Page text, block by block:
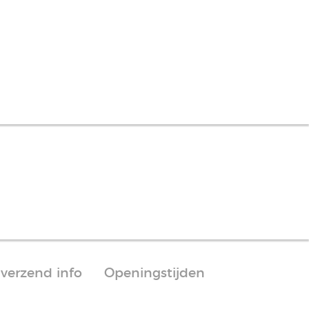
verzend info Openingstijden